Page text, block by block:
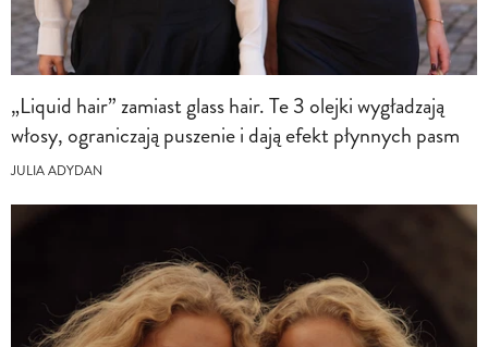
„Liquid hair” zamiast glass hair. Te 3 olejki wygładzają
włosy, ograniczają puszenie i dają efekt płynnych pasm
JULIA ADYDAN